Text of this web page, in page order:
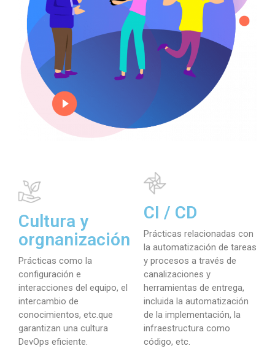
Cultura y
orgnanización
Prácticas como la
configuración e
interacciones del equipo, el
intercambio de
conocimientos, etc.que
garantizan una cultura
DevOps eficiente.
CI / CD
Prácticas relacionadas con
la automatización de tareas
y procesos a través de
canalizaciones y
herramientas de entrega,
incluida la automatización
de la implementación, la
infraestructura como
código, etc.